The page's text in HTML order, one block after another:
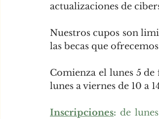
actualizaciones de
Nuestros cupos son
las becas que
Comienza el lunes 5
lunes a viernes de 10 a
Inscripciones: de